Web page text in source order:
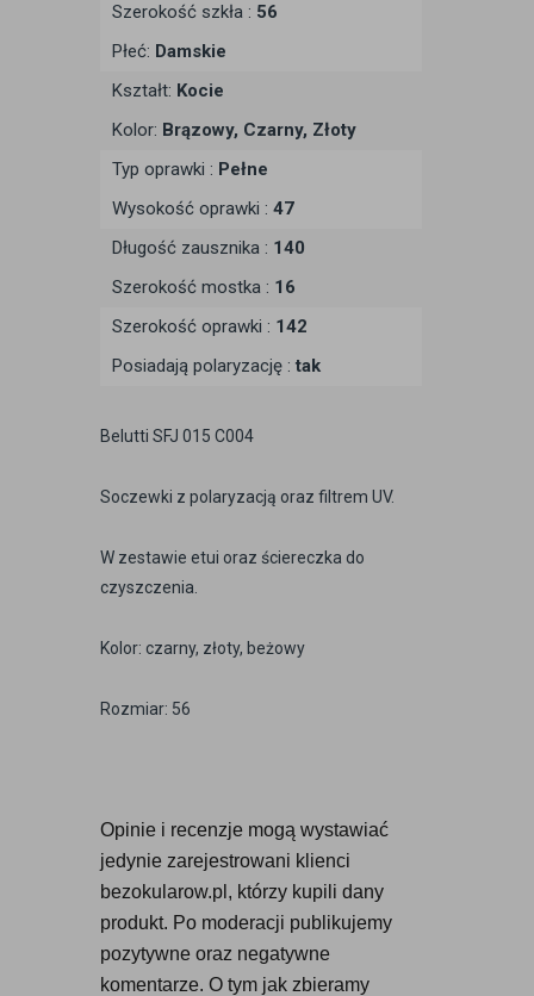
Szerokość szkła : 56
Płeć: Damskie
Kształt: Kocie
Kolor: Brązowy, Czarny, Złoty
Typ oprawki : Pełne
Wysokość oprawki : 47
Długość zausznika : 140
Szerokość mostka : 16
Szerokość oprawki : 142
Posiadają polaryzację : tak
Belutti SFJ 015 C004
Soczewki z polaryzacją oraz filtrem UV.
W zestawie etui oraz ściereczka do
czyszczenia.
Kolor: czarny, złoty, beżowy
Rozmiar: 56
Opinie i recenzje mogą wystawiać
jedynie zarejestrowani klienci
bezokularow.pl, którzy kupili dany
produkt. Po moderacji publikujemy
pozytywne oraz negatywne
komentarze. O tym jak zbieramy